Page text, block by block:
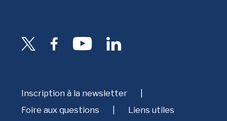
Inscription à la newsletter
Foire aux questions
Liens utiles